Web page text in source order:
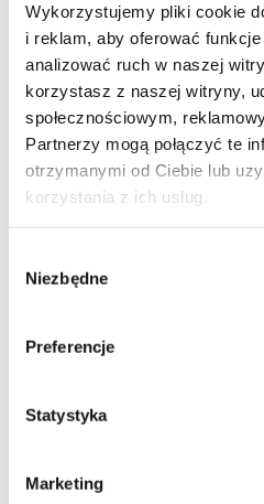
Wykorzystujemy pliki cookie
i reklam, aby oferować
analizować ruch w naszej
korzystasz z naszej witryny,
społecznościowym,
Partnerzy mogą połączyć te
otrzymanymi od Ciebie lub
korzystania z ich usług.
zgody
Niezbędne
Preferencje
Statystyka
Marketing
onkologów z Europy (m.in.
Winkelmann – Hamburg,
Amsterdam, Scorianz –
Campanacci – Florence i
dotyczyły
ortopedycznego
nowoczesnego spojrzenia
rozwijający się obszar
głównych tematów
Program konferencji